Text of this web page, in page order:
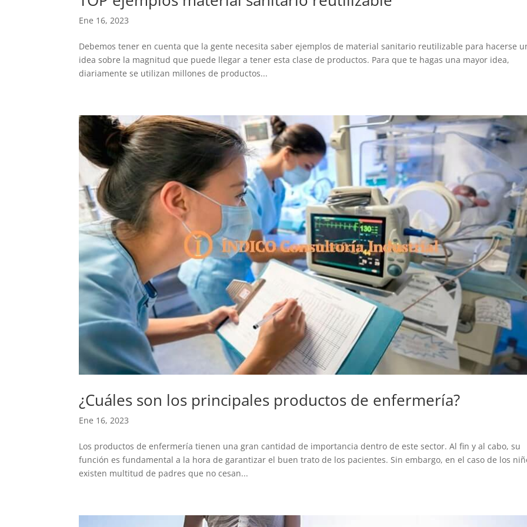
Ene 16, 2023
Debemos tener en cuenta que la gente necesita saber ejemplos de material sanitario reutilizable para hacerse
idea sobre la magnitud que puede llegar a tener esta clase de productos. Para que te hagas una mayor idea,
diariamente se utilizan millones de productos...
¿Cuáles son los principales productos de enfermería?
Ene 16, 2023
Los productos de enfermería tienen una gran cantidad de importancia dentro de este sector. Al fin y al cabo, su
función es fundamental a la hora de garantizar el buen trato de los pacientes. Sin embargo, en el caso de los
existen multitud de padres que no cesan...